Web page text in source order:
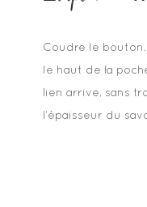
Coudre le
le haut de la
lien arrive, sans
l’épaisseur du